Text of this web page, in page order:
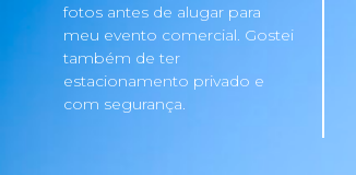
fotos antes de alugar para
meu evento comercial. Gostei
também de ter
estacionamento privado e
com segurança.